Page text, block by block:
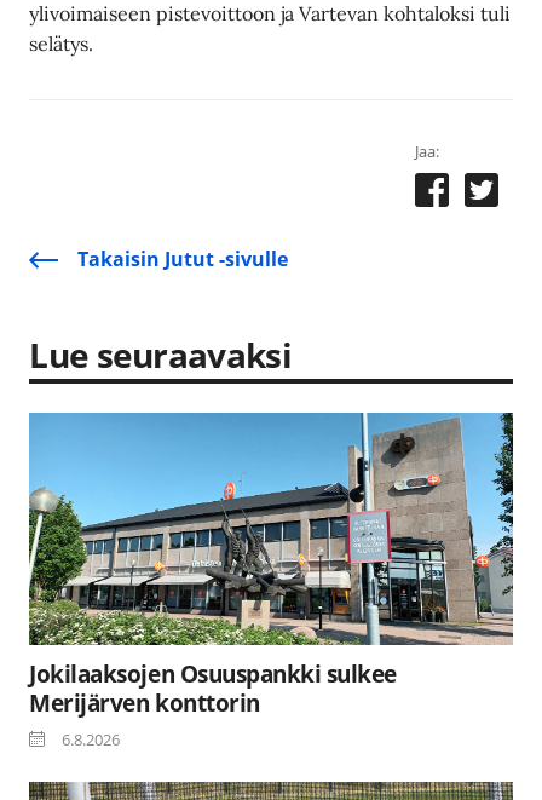
ylivoimaiseen pistevoittoon ja Vartevan kohtaloksi tuli
selätys.
Jaa:
Takaisin Jutut -sivulle
Lue seuraavaksi
Jokilaaksojen Osuuspankki sulkee
Merijärven konttorin
6.8.2026